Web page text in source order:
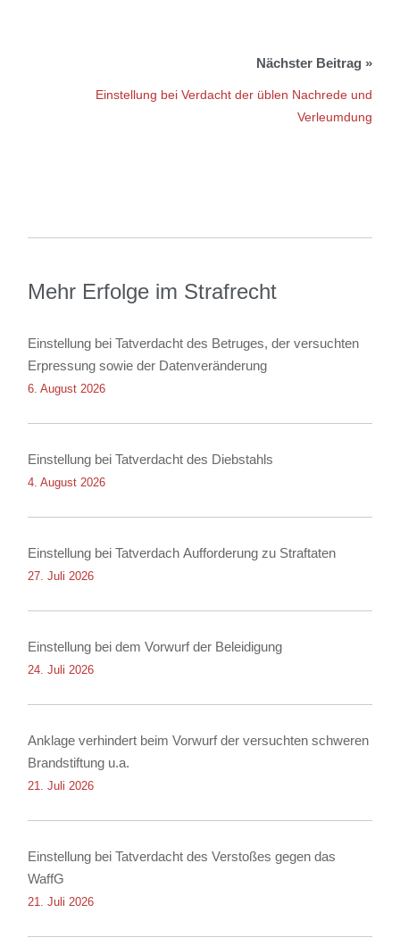
Einstellung bei Verdacht der üblen Nachrede und
Verleumdung
Mehr Erfolge im Strafrecht
Einstellung bei Tatverdacht des Betruges, der versuchten
Erpressung sowie der Datenveränderung
6. August 2026
Einstellung bei Tatverdacht des Diebstahls
4. August 2026
Einstellung bei Tatverdach Aufforderung zu Straftaten
27. Juli 2026
Einstellung bei dem Vorwurf der Beleidigung
24. Juli 2026
Anklage verhindert beim Vorwurf der versuchten schweren
Brandstiftung u.a.
21. Juli 2026
Einstellung bei Tatverdacht des Verstoßes gegen das
WaffG
21. Juli 2026